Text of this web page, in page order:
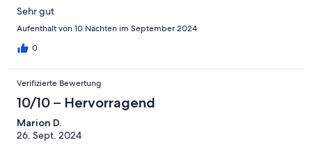
Sehr gut
Aufenthalt von 10 Nächten im September 2024
0
Verifizierte Bewertung
10/10 – Hervorragend
Marion D.
26. Sept. 2024